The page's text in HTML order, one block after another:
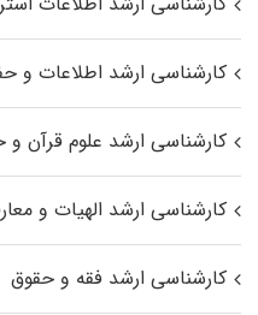
کارشناسی ارشد اطلاعات و
کارشناسی ارشد علوم قرآن
کارشناسی ارشد الهیات و
کارشناسی ارشد فقه و حقوق